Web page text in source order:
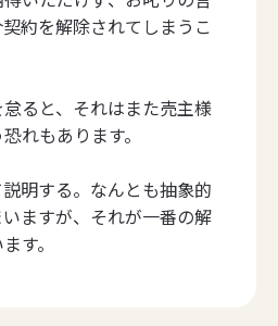
約を解除されてしまうこ
ると、それはまた売主様
れもあります。
明する。なんとも抽象的
ますが、それが一番の解
す。